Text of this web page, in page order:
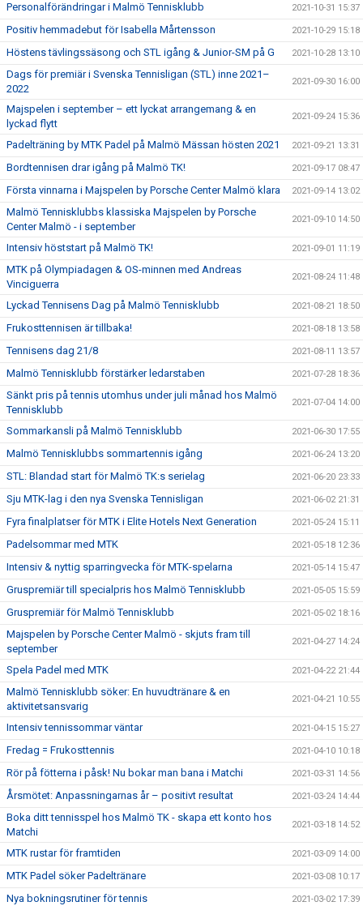
Personalförändringar i Malmö Tennisklubb 2021-10-31 15:37
Positiv hemmadebut för Isabella Mårtensson 2021-10-29 15:18
Höstens tävlingssäsong och STL igång & Junior-SM på G 2021-10-28 13:10
Dags för premiär i Svenska Tennisligan (STL) inne 2021–
2022
2021-09-30 16:00
Majspelen i september – ett lyckat arrangemang & en
lyckad flytt
2021-09-24 15:36
Padelträning by MTK Padel på Malmö Mässan hösten 2021 2021-09-21 13:31
Bordtennisen drar igång på Malmö TK! 2021-09-17 08:47
Första vinnarna i Majspelen by Porsche Center Malmö klara 2021-09-14 13:02
Malmö Tennisklubbs klassiska Majspelen by Porsche
Center Malmö - i september
2021-09-10 14:50
Intensiv höststart på Malmö TK! 2021-09-01 11:19
MTK på Olympiadagen & OS-minnen med Andreas
Vinciguerra
2021-08-24 11:48
Lyckad Tennisens Dag på Malmö Tennisklubb 2021-08-21 18:50
Frukosttennisen är tillbaka! 2021-08-18 13:58
Tennisens dag 21/8 2021-08-11 13:57
Malmö Tennisklubb förstärker ledarstaben 2021-07-28 18:36
Sänkt pris på tennis utomhus under juli månad hos Malmö
Tennisklubb
2021-07-04 14:00
Sommarkansli på Malmö Tennisklubb 2021-06-30 17:55
Malmö Tennisklubbs sommartennis igång 2021-06-24 13:20
STL: Blandad start för Malmö TK:s serielag 2021-06-20 23:33
Sju MTK-lag i den nya Svenska Tennisligan 2021-06-02 21:31
Fyra finalplatser för MTK i Elite Hotels Next Generation 2021-05-24 15:11
Padelsommar med MTK 2021-05-18 12:36
Intensiv & nyttig sparringvecka för MTK-spelarna 2021-05-14 15:47
Gruspremiär till specialpris hos Malmö Tennisklubb 2021-05-05 15:59
Gruspremiär för Malmö Tennisklubb 2021-05-02 18:16
Majspelen by Porsche Center Malmö - skjuts fram till
september
2021-04-27 14:24
Spela Padel med MTK 2021-04-22 21:44
Malmö Tennisklubb söker: En huvudtränare & en
aktivitetsansvarig
2021-04-21 10:55
Intensiv tennissommar väntar 2021-04-15 15:27
Fredag = Frukosttennis 2021-04-10 10:18
Rör på fötterna i påsk! Nu bokar man bana i Matchi 2021-03-31 14:56
Årsmötet: Anpassningarnas år – positivt resultat 2021-03-24 14:44
Boka ditt tennisspel hos Malmö TK - skapa ett konto hos
Matchi
2021-03-18 14:52
MTK rustar för framtiden 2021-03-09 14:00
MTK Padel söker Padeltränare 2021-03-08 10:17
Nya bokningsrutiner för tennis 2021-03-02 17:39